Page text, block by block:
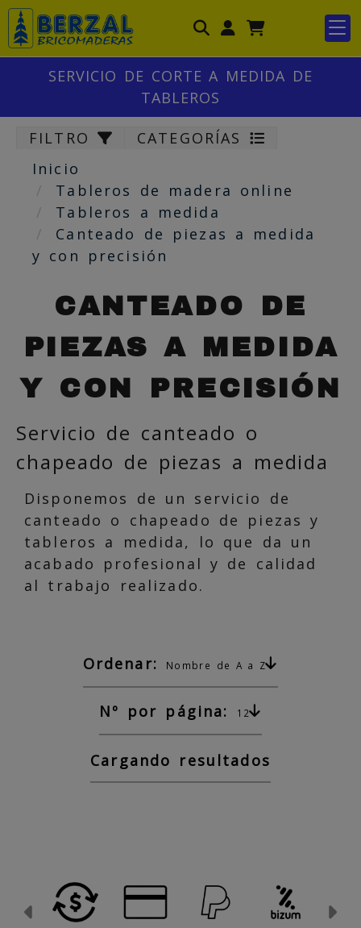
Identifícate
SERVICIO DE CORTE A MEDIDA DE
TABLEROS
FILTRO
CATEGORÍAS
Inicio
Tableros de madera online
Tableros a medida
Canteado de piezas a medida
y con precisión
CANTEADO DE
PIEZAS A MEDIDA
Y CON PRECISIÓN
Servicio de canteado o
chapeado de piezas a medida
Disponemos de un servicio de
canteado o chapeado de piezas y
tableros a medida, lo que da un
acabado profesional y de calidad
al trabajo realizado.
Ordenar: Nombre de A a Z
Nº por página: 12
Cargando resultados
Anterior